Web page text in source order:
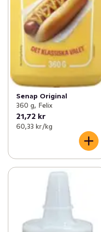
Senap Original
360 g, Felix
21,72 kr
60,33 kr /kg